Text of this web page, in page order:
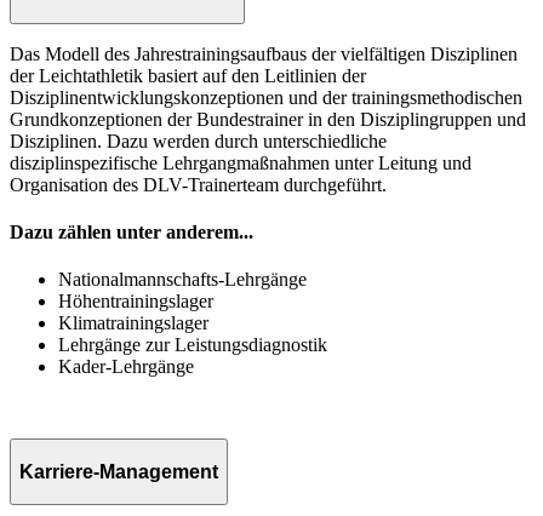
Das Modell des Jahrestrainingsaufbaus der vielfältigen Disziplinen
der Leichtathletik basiert auf den Leitlinien der
Disziplinentwicklungskonzeptionen und der trainingsmethodischen
Grundkonzeptionen der Bundestrainer in den Disziplingruppen und
Disziplinen. Dazu werden durch unterschiedliche
disziplinspezifische Lehrgangmaßnahmen unter Leitung und
Organisation des DLV-Trainerteam durchgeführt.
Dazu zählen unter anderem...
Nationalmannschafts-Lehrgänge
Höhentrainingslager
Klimatrainingslager
Lehrgänge zur Leistungsdiagnostik
Kader-Lehrgänge
Karriere-Management